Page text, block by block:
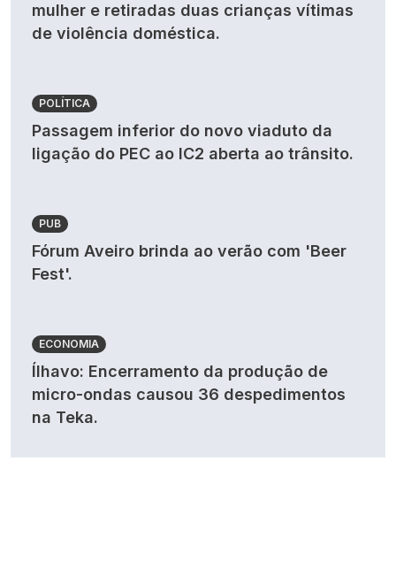
mulher e retiradas duas crianças vítimas
de violência doméstica.
POLÍTICA
Passagem inferior do novo viaduto da
ligação do PEC ao IC2 aberta ao trânsito.
PUB
Fórum Aveiro brinda ao verão com 'Beer
Fest'.
ECONOMIA
Ílhavo: Encerramento da produção de
micro-ondas causou 36 despedimentos
na Teka.